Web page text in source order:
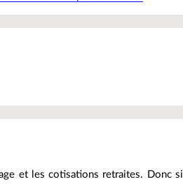
et les cotisations retraites. Donc si